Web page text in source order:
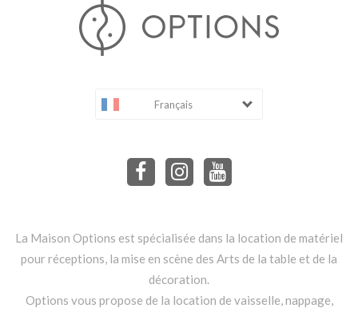
Français
La Maison Options est spécialisée dans la location de matériel
pour réceptions, la mise en scène des Arts de la table et de la
décoration.
Options vous propose de la location de vaisselle, nappage,